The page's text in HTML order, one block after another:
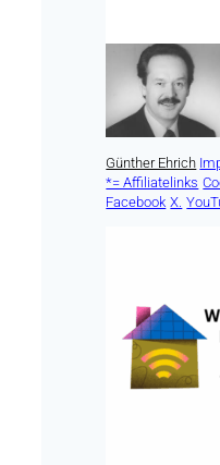
Günther Ehrich
*= Affiliatelinks
Facebook X.